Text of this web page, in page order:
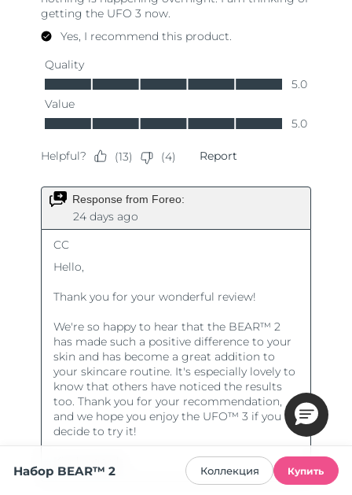
Набор BEAR™ 2 Коллекция Купить